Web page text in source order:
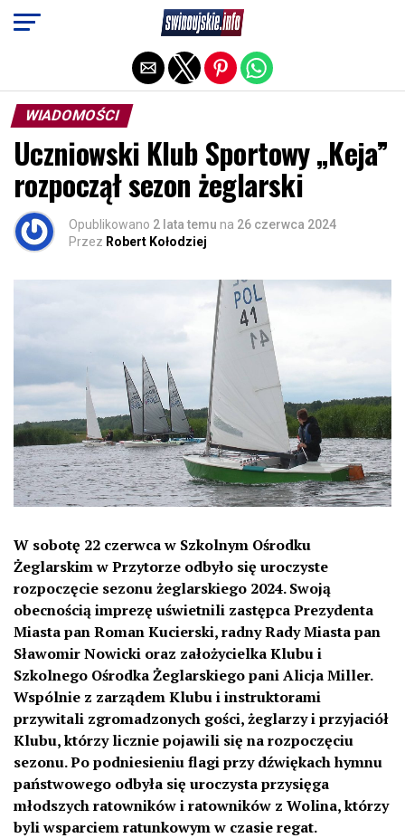
WIADOMOŚCI
Uczniowski Klub Sportowy „Keja”
rozpoczął sezon żeglarski
Opublikowano 2 lata temu na 26 czerwca 2024
Przez Robert Kołodziej
W sobotę 22 czerwca w Szkolnym Ośrodku
Żeglarskim w Przytorze odbyło się uroczyste
rozpoczęcie sezonu żeglarskiego 2024. Swoją
obecnością imprezę uświetnili zastępca Prezydenta
Miasta pan Roman Kucierski, radny Rady Miasta pan
Sławomir Nowicki oraz założycielka Klubu i
Szkolnego Ośrodka Żeglarskiego pani Alicja Miller.
Wspólnie z zarządem Klubu i instruktorami
przywitali zgromadzonych gości, żeglarzy i przyjaciół
Klubu, którzy licznie pojawili się na rozpoczęciu
sezonu. Po podniesieniu flagi przy dźwiękach hymnu
państwowego odbyła się uroczysta przysięga
młodszych ratowników i ratowników z Wolina, którzy
byli wsparciem ratunkowym w czasie regat.
Exit mobile version